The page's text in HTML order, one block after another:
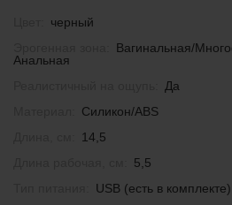
черный
Вагинальная/
Анальная
Да
Силикон/ABS
14,5
5,5
USB (есть в комплекте)